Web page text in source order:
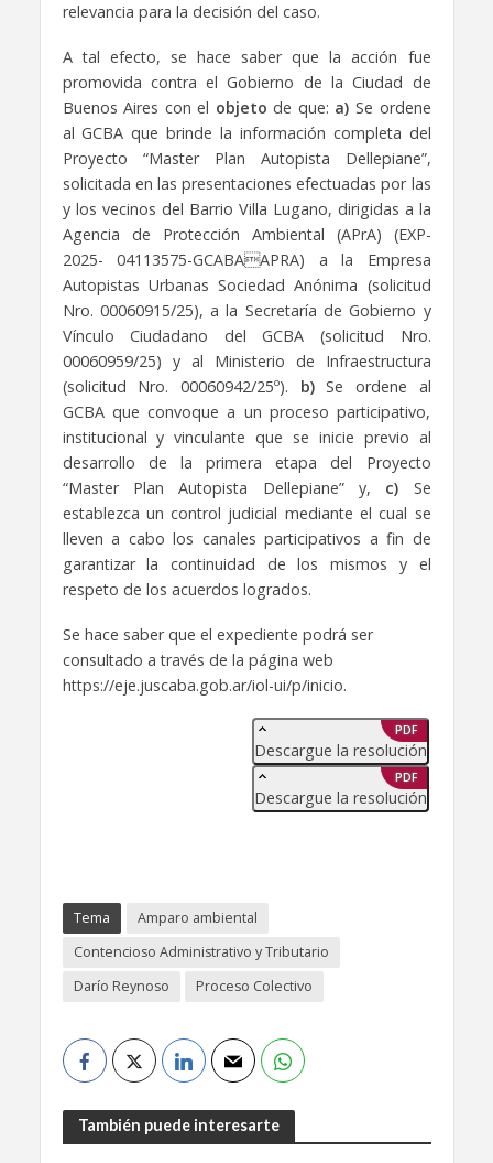
relevancia para la decisión del caso.
A tal efecto, se hace saber que la acción fue
promovida contra el Gobierno de la Ciudad de
Buenos Aires con el objeto de que: a) Se ordene
al GCBA que brinde la información completa del
Proyecto “Master Plan Autopista Dellepiane”,
solicitada en las presentaciones efectuadas por las
y los vecinos del Barrio Villa Lugano, dirigidas a la
Agencia de Protección Ambiental (APrA) (EXP-
2025- 04113575-GCABAAPRA) a la Empresa
Autopistas Urbanas Sociedad Anónima (solicitud
Nro. 00060915/25), a la Secretaría de Gobierno y
Vínculo Ciudadano del GCBA (solicitud Nro.
00060959/25) y al Ministerio de Infraestructura
(solicitud Nro. 00060942/25º). b)Se ordene al
GCBA que convoque a un proceso participativo,
institucional y vinculante que se inicie previo al
desarrollo de la primera etapa del Proyecto
“Master Plan Autopista Dellepiane” y, c) Se
establezca un control judicial mediante el cual se
lleven a cabo los canales participativos a fin de
garantizar la continuidad de los mismos y el
respeto de los acuerdos logrados.
Se hace saber que el expediente podrá ser
consultado a través de la página web
https://eje.juscaba.gob.ar/iol-ui/p/inicio.
Descargue la resolución
PDF
Descargue la resolución
PDF
Tema
Amparo ambiental
Contencioso Administrativo y Tributario
Darío Reynoso
Proceso Colectivo
También puede interesarte